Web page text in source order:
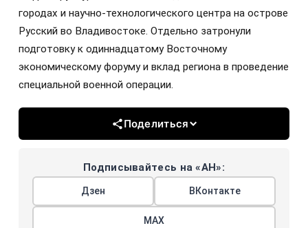
городах и научно-технологического центра на острове
Русский во Владивостоке. Отдельно затронули
подготовку к одиннадцатому Восточному
экономическому форуму и вклад региона в проведение
специальной военной операции.
Поделиться
Подписывайтесь на «АН»:
Дзен ВКонтакте
МАХ